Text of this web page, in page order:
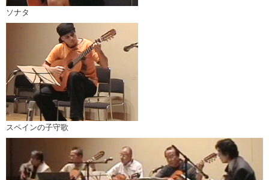
ソナタ
スペインの子守歌